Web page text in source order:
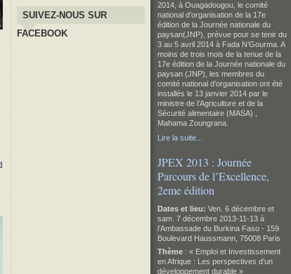
SUIVEZ-NOUS SUR
FACEBOOK
2014, à Ouagadougou, le comité
national d’organisation de la 17e
édition de la Journée nationale du
paysan(JNP), prévue pour se tenir du
3 au 5 avril 2014 à Fada N’Gourma. A
moins de trois mois de la tenue de la
17e édition de la Journée nationale du
paysan (JNP), les membres du
comité national d’organisation ont été
installés le 13 janvier 2014 par le
ministre de l’Agriculture et de la
Sécurité alimentaire (MASA) ,
Mahama Zoungrana.
Lire la suite...
JPEX 2013 : Journée
Parcours de l’Excellence,
2eme édition
Dates et lieu: Ven. 6 décembre et
sam. 7 décembre 2013-11-13 à
l’Ambassade du Burkina Faso - 159
Boulevard Haussmann, 75008 Paris
Thème : « Emploi et Investissement
en Afrique : Les perspectives d’un
développement durable »